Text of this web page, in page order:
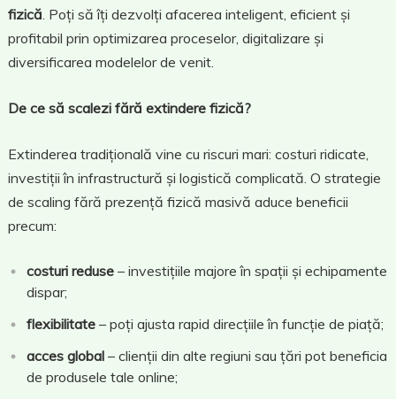
fizică. Poți să îți dezvolți afacerea inteligent, eficient și
profitabil prin optimizarea proceselor, digitalizare și
diversificarea modelelor de venit.
De ce să scalezi fără extindere fizică?
Extinderea tradițională vine cu riscuri mari: costuri ridicate,
investiții în infrastructură și logistică complicată. O strategie
de scaling fără prezență fizică masivă aduce beneficii
precum:
costuri reduse– investițiile majore în spații și echipamente
dispar;
flexibilitate– poți ajusta rapid direcțiile în funcție de piață;
acces global– clienții din alte regiuni sau țări pot beneficia
de produsele tale online;